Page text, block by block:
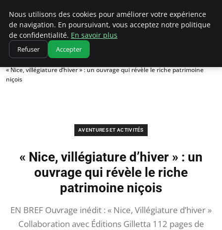
Correze Co
Accueil
Aventures et activités
« Nice, villégiature d’hiver » : un ouvrage qui révèle le riche patrimoine
niçois
AVENTURES ET ACTIVITÉS
« Nice, villégiature d’hiver » : un
ouvrage qui révèle le riche
patrimoine niçois
EN BREF Ouvrage inédit : « Nice, Villégiature d’hiver »
Collaboration avec Éditions Gilletta 112 pages de
Nous utilisons des cookies pour améliorer votre expérience
de navigation. En poursuivant, vous acceptez notre politique
de confidentialité. En savoir plus
Refuser Accepter